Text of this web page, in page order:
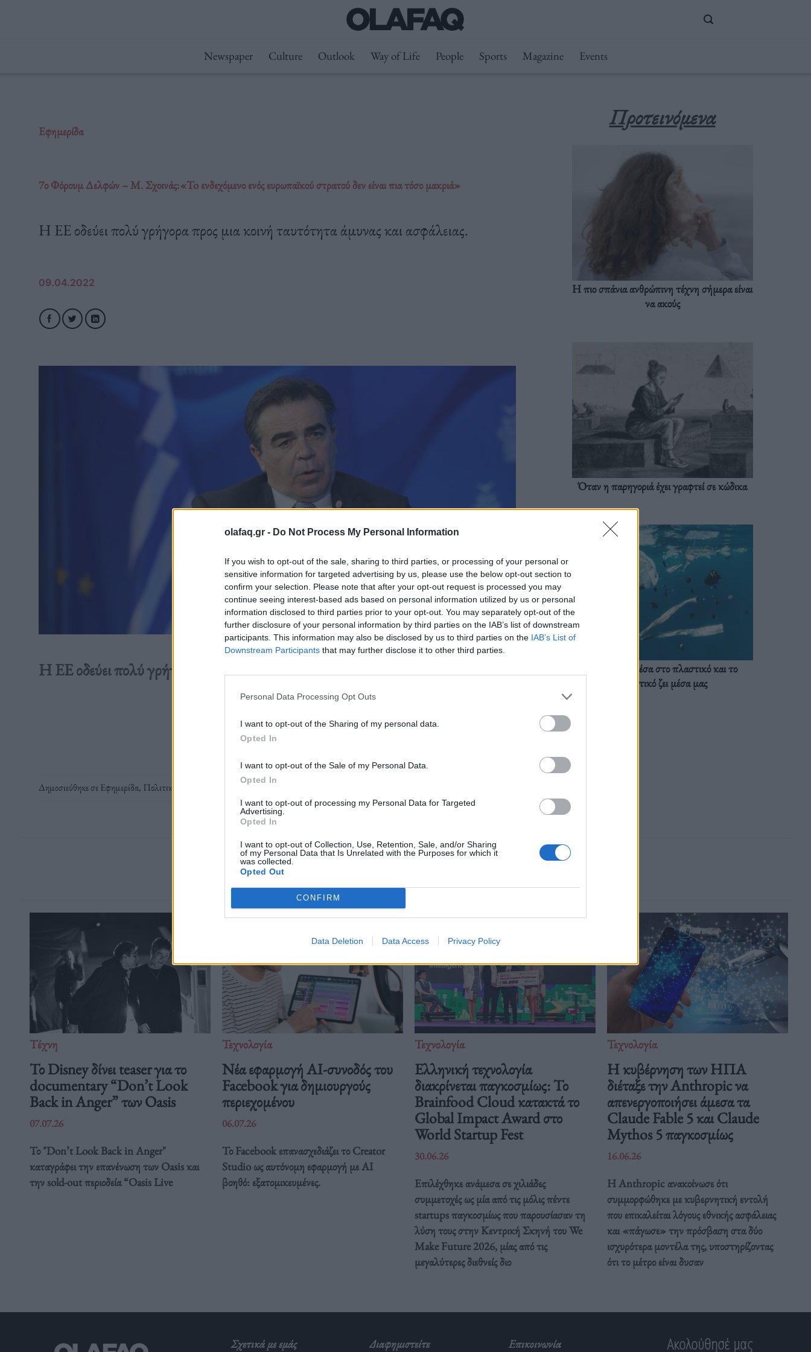
olafaq.gr - Do Not Process My Personal Information
If you wish to opt-out of the sale, sharing to third parties, or processing of your personal or
sensitive information for targeted advertising by us, please use the below opt-out section to
confirm your selection. Please note that after your opt-out request is processed you may
continue seeing interest-based ads based on personal information utilized by us or personal
information disclosed to third parties prior to your opt-out. You may separately opt-out of the
further disclosure of your personal information by third parties on the IAB’s list of downstream
participants. This information may also be disclosed by us to third parties on the IAB’s List of
Downstream Participants that may further disclose it to other third parties.
Personal Data Processing Opt Outs
I want to opt-out of the Sharing of my personal data.
Opted In
I want to opt-out of the Sale of my Personal Data.
Opted In
I want to opt-out of processing my Personal Data for Targeted
Advertising.
Opted In
I want to opt-out of Collection, Use, Retention, Sale, and/or Sharing
of my Personal Data that Is Unrelated with the Purposes for which it
was collected.
Opted Out
CONFIRM
Data Deletion Data Access Privacy Policy
Newspaper Culture Outlook Way of Life People Sports Magazine Events
Εφημερίδα
7ο Φόρουμ Δελφών – Μ. Σχοινάς:«To ενδεχόμενο ενός ευρωπαϊκού στρατού δεν είναι πια τόσο μακριά»
Η ΕΕ οδεύει πολύ γρήγορα προς μια κοινή ταυτότητα άμυνας και ασφάλειας.
09.04.2022
Η ΕΕ οδεύει πολύ γρήγορα προς μια κοινή ταυτότητα άμυνας και ασφάλειας.
Δημοσιεύθηκε σεΕφημερίδα, Πολιτική ευρωπαϊκος στρατος
Προτεινόμενα
Η πιο σπάνια ανθρώπινη τέχνη σήμερα είναι
να ακούς
Όταν η παρηγοριά έχει γραφτεί σε κώδικα
Ζούμε ήδη μέσα στο πλαστικό και το
πλαστικό ζει μέσα μας
Τέχνη
Το Disney δίνει teaser για το
documentary “Don’t Look
Back in Anger” των Oasis
07.07.26
Το "Don’t Look Back in Anger"
καταγράφει την επανένωση των Oasis και
την sold-out περιοδεία “Oasis Live
Τεχνολογία
Νέα εφαρμογή AI-συνοδός του
Facebook για δημιουργούς
περιεχομένου
06.07.26
Το Facebook επανασχεδιάζει το Creator
Studio ως αυτόνομη εφαρμογή με AI
βοηθό: εξατομικευμένες.
Τεχνολογία
Ελληνική τεχνολογία
διακρίνεται παγκοσμίως: Το
Brainfood Cloud κατακτά το
Global Impact Award στο
World Startup Fest
30.06.26
Επιλέχθηκε ανάμεσα σε χιλιάδες
συμμετοχές ως μία από τις μόλις πέντε
startups παγκοσμίως που παρουσίασαν τη
λύση τους στην Κεντρική Σκηνή του We
Make Future 2026, μίας από τις
μεγαλύτερες διεθνείς διο
Τεχνολογία
Η κυβέρνηση των ΗΠΑ
διέταξε την Anthropic να
απενεργοποιήσει άμεσα τα
Claude Fable 5 και Claude
Mythos 5 παγκοσμίως
16.06.26
Η Anthropic ανακοίνωσε ότι
συμμορφώθηκε με κυβερνητική εντολή
που επικαλείται λόγους εθνικής ασφάλειας
και «πάγωσε» την πρόσβαση στα δύο
ισχυρότερα μοντέλα της, υποστηρίζοντας
ότι το μέτρο είναι δυσαν
Σχετικά με εμάς Διαφημιστείτε Επικοινωνία Ακολούθησέ μας